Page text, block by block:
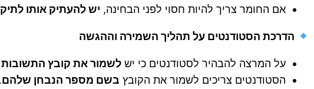
אם החומר צריך להיות חסוי לפני הבחינה, יש להעתיק אותו
הדרכת הסטודנטים על תהליך השמירה וההגשה
על המרצה להבהיר לסטודנטים כי יש לשמור את קובץ התשובות
הסטודנטים צריכים לשמור את הקובץ בשם מספר הנבחן שלהם.